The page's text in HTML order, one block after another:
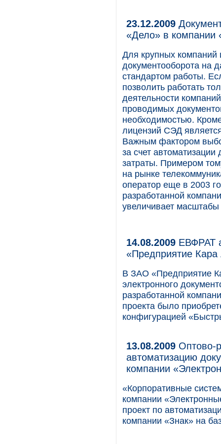
23.12.2009
«Дело» в компании
Для крупных компаний
документооборота на
стандартом работы.
позволить работать
деятельности
проводимых
необходимостью.
лицензий СЭД
Важным фактором
за счет автоматизации
затраты. Примером
на рынке
оператор еще в 2003
разработанной
увеличивает масштабы
14.08.2009 ЕВФРАТ
«Предприятие
В ЗАО «Предприятие
электронного
разработанной
проекта было
конфигурацией
13.08.2009 Оптово-
автоматизацию
компании
«Корпоративные
компании
проект по
компании «Знак» на